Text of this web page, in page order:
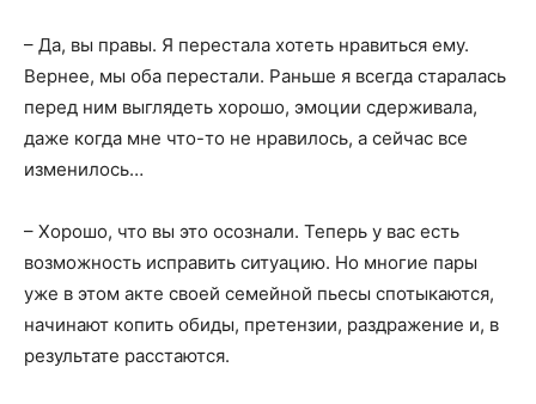
– Да, вы правы. Я перестала хотеть нравиться ему.
Вернее, мы оба перестали. Раньше я всегда старалась
перед ним выглядеть хорошо, эмоции сдерживала,
даже когда мне что-то не нравилось, а сейчас все
изменилось…
– Хорошо, что вы это осознали. Теперь у вас есть
возможность исправить ситуацию. Но многие пары
уже в этом акте своей семейной пьесы спотыкаются,
начинают копить обиды, претензии, раздражение и, в
результате расстаются.